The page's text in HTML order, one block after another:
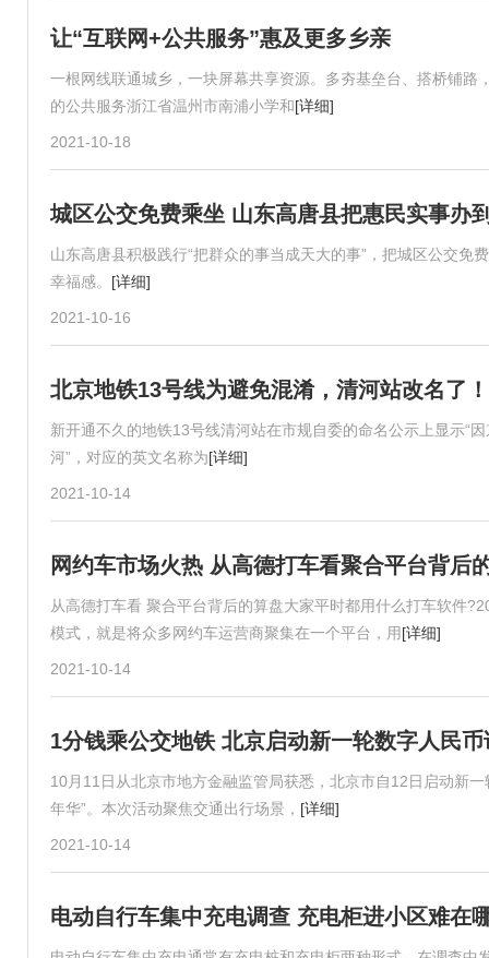
让“互联网+公共服务”惠及更多乡亲
一根网线联通城乡，一块屏幕共享资源。多夯基垒台、搭桥铺路
的公共服务浙江省温州市南浦小学和[详细]
2021-10-18
城区公交免费乘坐 山东高唐县把惠民实事办
山东高唐县积极践行“把群众的事当成天大的事”，把城区公交免
幸福感。 [详细]
2021-10-16
北京地铁13号线为避免混淆，清河站改名了！
新开通不久的地铁13号线清河站在市规自委的命名公示上显示“
河”，对应的英文名称为[详细]
2021-10-14
网约车市场火热 从高德打车看聚合平台背后
从高德打车看 聚合平台背后的算盘大家平时都用什么打车软件
模式，就是将众多网约车运营商聚集在一个平台，用[详细]
2021-10-14
1分钱乘公交地铁 北京启动新一轮数字人民
10月11日从北京市地方金融监管局获悉，北京市自12日启动新
年华”。本次活动聚焦交通出行场景， [详细]
2021-10-14
电动自行车集中充电调查 充电柜进小区难在